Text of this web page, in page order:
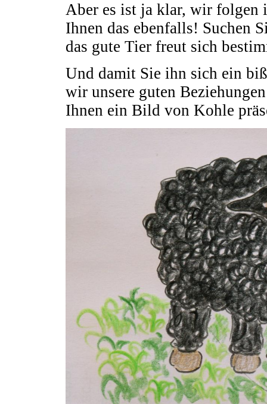
Aber es ist ja klar, wir folgen
Ihnen das ebenfalls! Suchen
das gute Tier freut sich
Und damit Sie ihn sich ein
wir unsere guten
Ihnen ein Bild von Kohle